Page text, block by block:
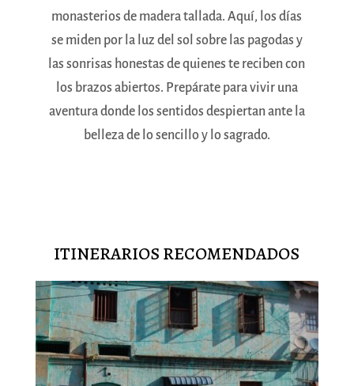
monasterios de madera tallada. Aquí, los días
se miden por la luz del sol sobre las pagodas y
las sonrisas honestas de quienes te reciben con
los brazos abiertos. Prepárate para vivir una
aventura donde los sentidos despiertan ante la
belleza de lo sencillo y lo sagrado.
ITINERARIOS RECOMENDADOS